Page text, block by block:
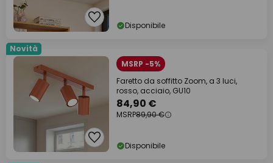
Disponibile
Novità
MSRP -5%
Faretto da soffitto Zoom, a 3 luci,
rosso, acciaio, GU10
84,90 €
MSRP89,90 €
Disponibile